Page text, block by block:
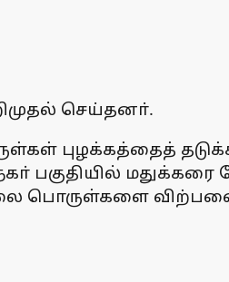
செய்தனா்.
புழக்கத்தைத்
பகுதியில்
பொருள்களை